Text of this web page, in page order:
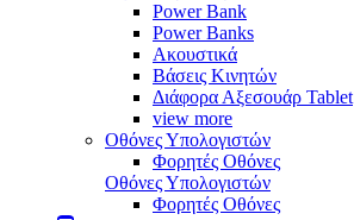
Power Bank
Power Banks
Ακουστικά
Βάσεις Κινητών
Διάφορα Αξεσουάρ Tablet
view more
Οθόνες Υπολογιστών
Φορητές Οθόνες
Οθόνες Υπολογιστών
Φορητές Οθόνες